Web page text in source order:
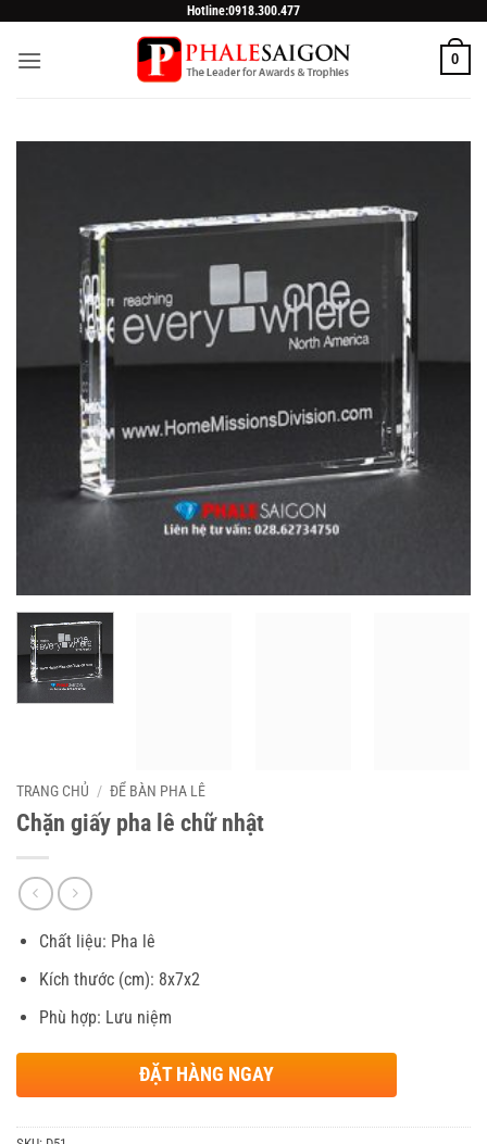
content
Hotline:0918.300.477
0
TRANG CHỦ / ĐỂ BÀN PHA LÊ
Chặn giấy pha lê chữ nhật
Chất liệu: Pha lê
Kích thước (cm): 8x7x2
Phù hợp: Lưu niệm
ĐẶT HÀNG NGAY